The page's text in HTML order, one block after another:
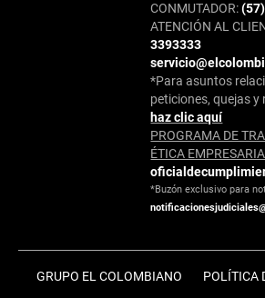
CONMUTADOR:
ATENCIÓN AL
3393333
*Para asuntos
peticiones, quejas y
haz clic aquí
PROGRAMA DE
ÉTICA
*Buzón exclusivo para
GRUPO EL COLOMBIANO POLÍTICA